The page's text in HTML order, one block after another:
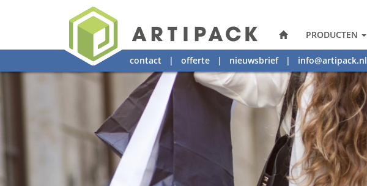
PRODUCTEN
contact | offerte | nieuwsbrief| info@artipack.nl